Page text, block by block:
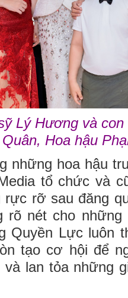
Lý Hương và
Hoa hậu
những hoa hậu
tổ chức và
rỡ sau đăng
rõ nét cho
Quyền Lực luôn
tạo cơ hội để
và lan tỏa những